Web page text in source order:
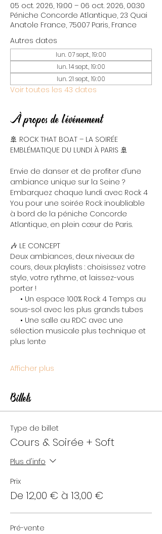
05 oct. 2026, 19:00 – 06 oct. 2026, 00:30
Péniche Concorde Atlantique, 23 Quai
Anatole France, 75007 Paris, France
Autres dates
lun. 07 sept., 19:00
lun. 14 sept., 19:00
lun. 21 sept., 19:00
Voir toutes les 43 dates
À propos de l'événement
🚢 ROCK THAT BOAT – LA SOIRÉE
EMBLÉMATIQUE DU LUNDI À PARIS 🚢
Envie de danser et de profiter d’une
ambiance unique sur la Seine ?
Embarquez chaque lundi avec Rock 4
You pour une soirée Rock inoubliable
à bord de la péniche Concorde
Atlantique, en plein cœur de Paris.
🎶 LE CONCEPT
Deux ambiances, deux niveaux de
cours, deux playlists : choisissez votre
style, votre rythme, et laissez-vous
porter !
• Un espace 100% Rock 4 Temps au
sous-sol avec les plus grands tubes
• Une salle au RDC avec une
sélection musicale plus technique et
plus lente
Afficher plus
Billets
Type de billet
Cours & Soirée + Soft
Plus d'info
Prix
De 12,00 € à 13,00 €
Pré-vente